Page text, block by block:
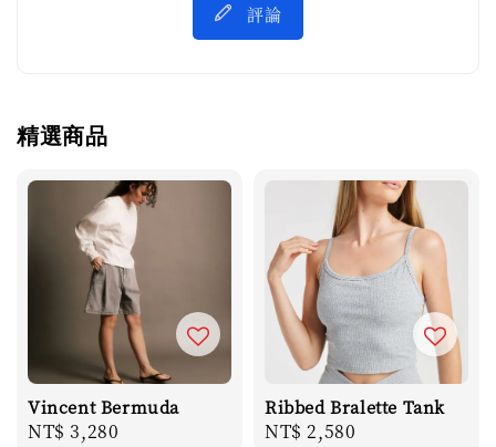
評論
精選商品
Vincent Bermuda
Regular
NT$ 3,280
Ribbed Bralette Tank
Regular
NT$ 2,580